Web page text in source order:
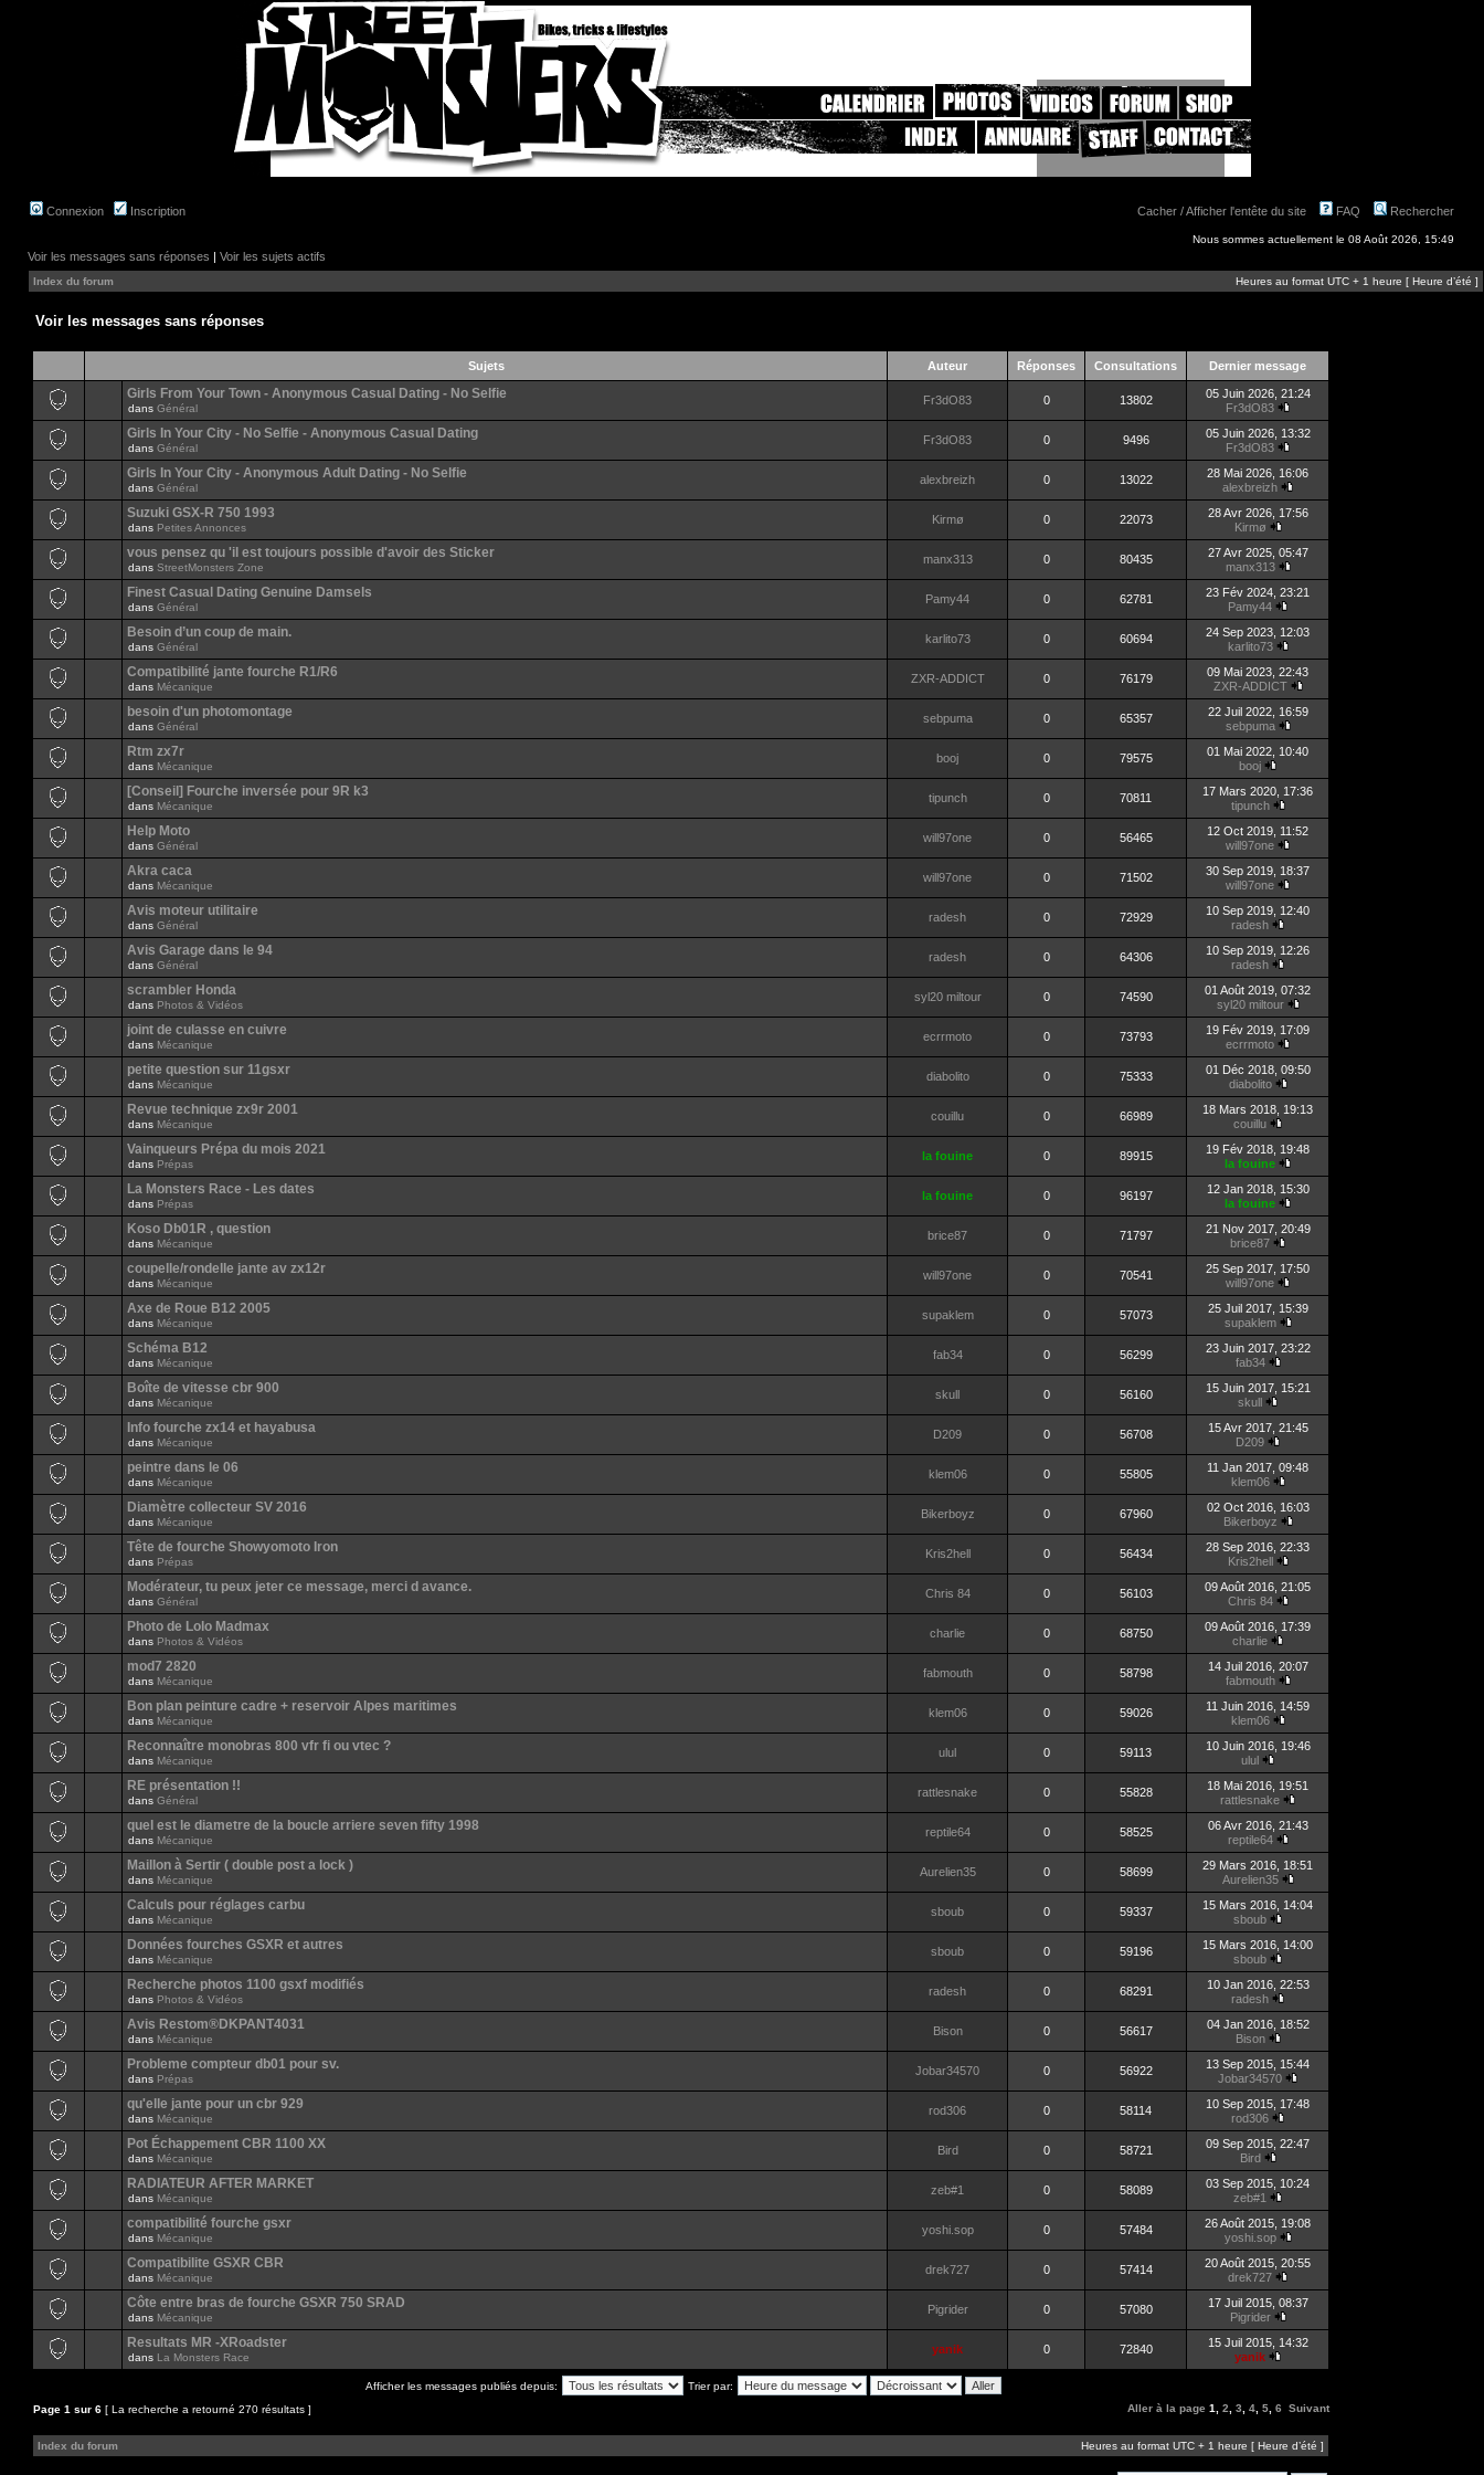
Connexion Inscription Cacher / Afficher l'entête du site FAQ Rechercher
Nous sommes actuellement le 08 Août 2026, 15:49
Voir les messages sans réponses | Voir les sujets actifs
Index du forum Heures au format UTC + 1 heure [ Heure d’été ]
Voir les messages sans réponses
Sujets Auteur Réponses Consultations Dernier message
Girls From Your Town - Anonymous Casual Dating - No Selfie
dans Général
Fr3dO83 0 13802
05 Juin 2026, 21:24
Fr3dO83
Girls In Your City - No Selfie - Anonymous Casual Dating
dans Général
Fr3dO83 0 9496
05 Juin 2026, 13:32
Fr3dO83
Girls In Your City - Anonymous Adult Dating - No Selfie
dans Général
alexbreizh 0 13022
28 Mai 2026, 16:06
alexbreizh
Suzuki GSX-R 750 1993
dans Petites Annonces
Kirmø 0 22073
28 Avr 2026, 17:56
Kirmø
vous pensez qu 'il est toujours possible d'avoir des Sticker
dans StreetMonsters Zone
manx313 0 80435
27 Avr 2025, 05:47
manx313
Finest Сasual Dating Genuine Damsels
dans Général
Pamy44 0 62781
23 Fév 2024, 23:21
Pamy44
Besoin d’un coup de main.
dans Général
karlito73 0 60694
24 Sep 2023, 12:03
karlito73
Compatibilité jante fourche R1/R6
dans Mécanique
ZXR-ADDICT 0 76179
09 Mai 2023, 22:43
ZXR-ADDICT
besoin d'un photomontage
dans Général
sebpuma 0 65357
22 Juil 2022, 16:59
sebpuma
Rtm zx7r
dans Mécanique
booj 0 79575
01 Mai 2022, 10:40
booj
[Conseil] Fourche inversée pour 9R k3
dans Mécanique
tipunch 0 70811
17 Mars 2020, 17:36
tipunch
Help Moto
dans Général
will97one 0 56465
12 Oct 2019, 11:52
will97one
Akra caca
dans Mécanique
will97one 0 71502
30 Sep 2019, 18:37
will97one
Avis moteur utilitaire
dans Général
radesh 0 72929
10 Sep 2019, 12:40
radesh
Avis Garage dans le 94
dans Général
radesh 0 64306
10 Sep 2019, 12:26
radesh
scrambler Honda
dans Photos & Vidéos
syl20 miltour 0 74590
01 Août 2019, 07:32
syl20 miltour
joint de culasse en cuivre
dans Mécanique
ecrrmoto 0 73793
19 Fév 2019, 17:09
ecrrmoto
petite question sur 11gsxr
dans Mécanique
diabolito 0 75333
01 Déc 2018, 09:50
diabolito
Revue technique zx9r 2001
dans Mécanique
couillu 0 66989
18 Mars 2018, 19:13
couillu
Vainqueurs Prépa du mois 2021
dans Prépas
la fouine 0 89915
19 Fév 2018, 19:48
la fouine
La Monsters Race - Les dates
dans Prépas
la fouine 0 96197
12 Jan 2018, 15:30
la fouine
Koso Db01R , question
dans Mécanique
brice87 0 71797
21 Nov 2017, 20:49
brice87
coupelle/rondelle jante av zx12r
dans Mécanique
will97one 0 70541
25 Sep 2017, 17:50
will97one
Axe de Roue B12 2005
dans Mécanique
supaklem 0 57073
25 Juil 2017, 15:39
supaklem
Schéma B12
dans Mécanique
fab34 0 56299
23 Juin 2017, 23:22
fab34
Boîte de vitesse cbr 900
dans Mécanique
skull 0 56160
15 Juin 2017, 15:21
skull
Info fourche zx14 et hayabusa
dans Mécanique
D209 0 56708
15 Avr 2017, 21:45
D209
peintre dans le 06
dans Mécanique
klem06 0 55805
11 Jan 2017, 09:48
klem06
Diamètre collecteur SV 2016
dans Mécanique
Bikerboyz 0 67960
02 Oct 2016, 16:03
Bikerboyz
Tête de fourche Showyomoto Iron
dans Prépas
Kris2hell 0 56434
28 Sep 2016, 22:33
Kris2hell
Modérateur, tu peux jeter ce message, merci d avance.
dans Général
Chris 84 0 56103
09 Août 2016, 21:05
Chris 84
Photo de Lolo Madmax
dans Photos & Vidéos
charlie 0 68750
09 Août 2016, 17:39
charlie
mod7 2820
dans Mécanique
fabmouth 0 58798
14 Juil 2016, 20:07
fabmouth
Bon plan peinture cadre + reservoir Alpes maritimes
dans Mécanique
klem06 0 59026
11 Juin 2016, 14:59
klem06
Reconnaître monobras 800 vfr fi ou vtec ?
dans Mécanique
ulul 0 59113
10 Juin 2016, 19:46
ulul
RE présentation !!
dans Général
rattlesnake 0 55828
18 Mai 2016, 19:51
rattlesnake
quel est le diametre de la boucle arriere seven fifty 1998
dans Mécanique
reptile64 0 58525
06 Avr 2016, 21:43
reptile64
Maillon à Sertir ( double post a lock )
dans Mécanique
Aurelien35 0 58699
29 Mars 2016, 18:51
Aurelien35
Calculs pour réglages carbu
dans Mécanique
sboub 0 59337
15 Mars 2016, 14:04
sboub
Données fourches GSXR et autres
dans Mécanique
sboub 0 59196
15 Mars 2016, 14:00
sboub
Recherche photos 1100 gsxf modifiés
dans Photos & Vidéos
radesh 0 68291
10 Jan 2016, 22:53
radesh
Avis Restom®DKPANT4031
dans Mécanique
Bison 0 56617
04 Jan 2016, 18:52
Bison
Probleme compteur db01 pour sv.
dans Prépas
Jobar34570 0 56922
13 Sep 2015, 15:44
Jobar34570
qu'elle jante pour un cbr 929
dans Mécanique
rod306 0 58114
10 Sep 2015, 17:48
rod306
Pot Échappement CBR 1100 XX
dans Mécanique
Bird 0 58721
09 Sep 2015, 22:47
Bird
RADIATEUR AFTER MARKET
dans Mécanique
zeb#1 0 58089
03 Sep 2015, 10:24
zeb#1
compatibilité fourche gsxr
dans Mécanique
yoshi.sop 0 57484
26 Août 2015, 19:08
yoshi.sop
Compatibilite GSXR CBR
dans Mécanique
drek727 0 57414
20 Août 2015, 20:55
drek727
Côte entre bras de fourche GSXR 750 SRAD
dans Mécanique
Pigrider 0 57080
17 Juil 2015, 08:37
Pigrider
Resultats MR -XRoadster
dans La Monsters Race
yanik 0 72840
15 Juil 2015, 14:32
yanik
Afficher les messages publiés depuis:
Trier par:
Page 1 sur 6 [ La recherche a retourné 270 résultats ] Aller à la page 1 2 3 4 5 6 Suivant
Index du forum Heures au format UTC + 1 heure [ Heure d’été ]